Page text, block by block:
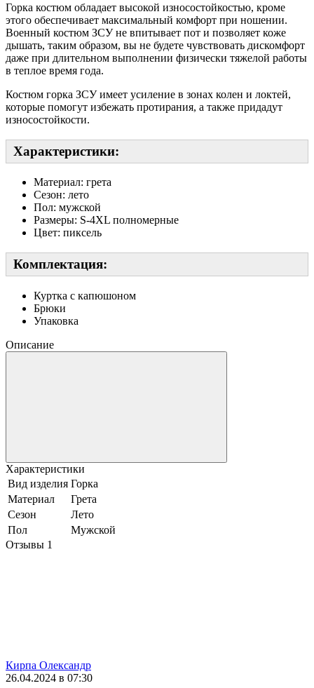
Горка костюм обладает высокой износостойкостью, кроме
этого обеспечивает максимальный комфорт при ношении.
Военный костюм ЗСУ не впитывает пот и позволяет коже
дышать, таким образом, вы не будете чувствовать дискомфорт
даже при длительном выполнении физически тяжелой работы
в теплое время года.
Костюм горка ЗСУ имеет усиление в зонах колен и локтей,
которые помогут избежать протирания, а также придадут
износостойкости.
Характеристики:
Материал: грета
Сезон: лето
Пол: мужской
Размеры: S-4XL полномерные
Цвет: пиксель
Комплектация:
Куртка с капюшоном
Брюки
Упаковка
Описание
Характеристики
Вид изделия Горка
Материал
Грета
Сезон
Лето
Пол
Мужской
Отзывы 1
Кирпа Олександр
26.04.2024 в 07:30